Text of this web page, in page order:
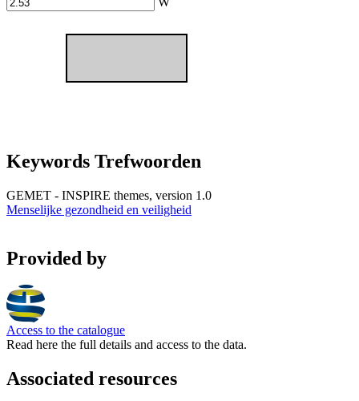
Keywords Trefwoorden
GEMET - INSPIRE themes, version 1.0
Menselijke gezondheid en veiligheid
Provided by
Access to the catalogue
Read here the full details and access to the data.
Associated resources